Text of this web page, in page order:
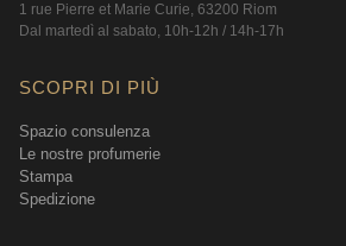
1 rue Pierre et Marie Curie, 63200 Riom
Dal martedì al sabato, 10h-12h / 14h-17h
SCOPRI DI PIÙ
Spazio consulenza
Le nostre profumerie
Stampa
Spedizione